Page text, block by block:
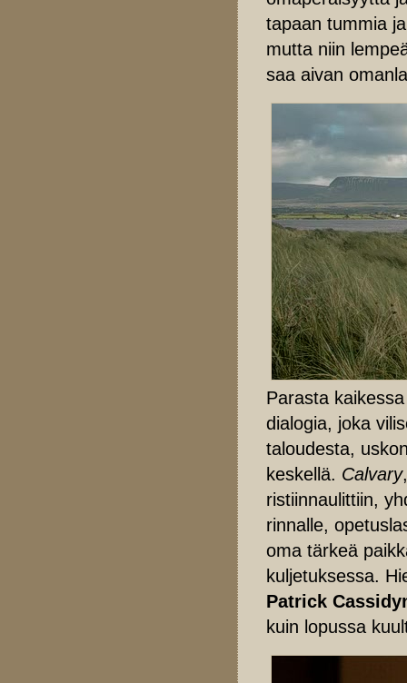
tapaan tummia
mutta niin
saa aivan
Parasta
dialogia, joka
taloudesta,
keskellä. Calvary
ristiinnaulittiin,
rinnalle,
oma tärkeä
kuljetuksessa.
Patrick
kuin lopussa